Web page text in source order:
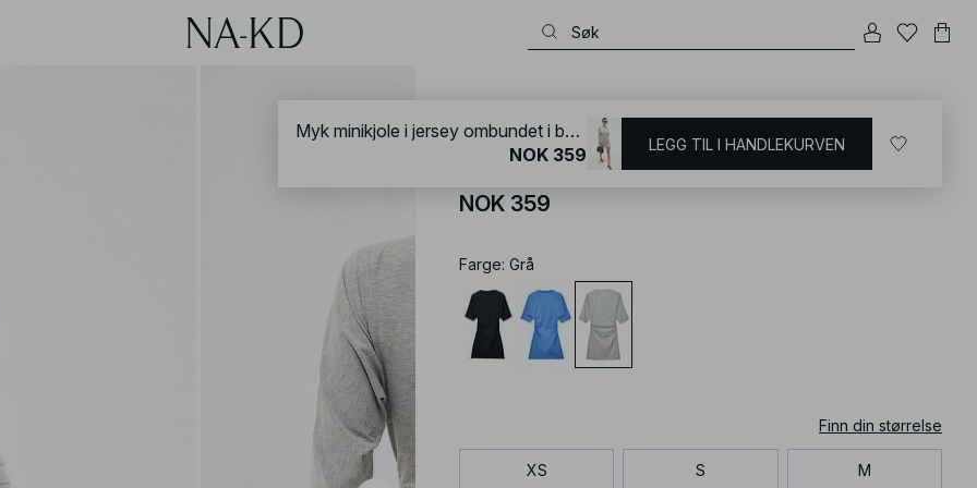
Myk minikjole i jersey ombundet i bomull
NOK 359
Farge: Grå
Finn din størrelse
XS S M
Myk minikjole i jersey ombundet i bomull
NOK 359
LEGG TIL I HANDLEKURVEN